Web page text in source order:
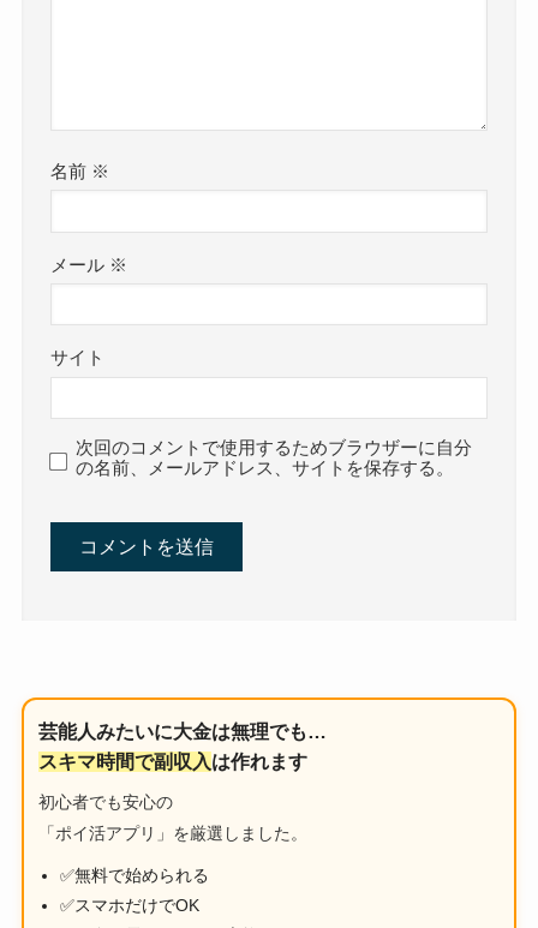
名前 ※
メール ※
サイト
次回のコメントで使用するためブラウザーに自分
の名前、メールアドレス、サイトを保存する。
芸能人みたいに大金は無理でも…
スキマ時間で副収入は作れます
初心者でも安心の
「ポイ活アプリ」を厳選しました。
✅無料で始められる
✅スマホだけでOK